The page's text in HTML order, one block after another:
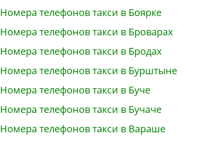
Номера телефонов такси в Боярке
Номера телефонов такси в Броварах
Номера телефонов такси в Бродах
Номера телефонов такси в Бурштыне
Номера телефонов такси в Буче
Номера телефонов такси в Бучаче
Номера телефонов такси в Вараше